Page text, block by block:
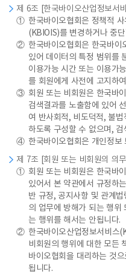
제 6조 [한국바이오산업정보서
① 한국바이오협회은 정책적
(KBIOIS)를 변경하거나 중
② 한국바이오협회은 한국바이
있어 데이터의 특정 범위를
이용가능 시간 또는 이용가
를 회원에게 사전에 고지하
③ 회원 또는 비회원은 한국바
검색결과를 노출함에 있어
여 반사회적, 비도덕적, 불
하도록 구성할 수 없으며,
④ 한국바이오협회은 개인정보
제 7조 [회원 또는 비회원의 의무]
① 회원 또는 비회원은 한국바
있어서 본 약관에서 규정하
반 규정, 공지사항 및 관계
의 업무에 방해가 되는 행위
는 행위를 해서는 안됩니다.
② 한국바이오산업정보서비스
비회원의 행위에 대한 모든
바이오협회을 대리하는 것
됩니다.